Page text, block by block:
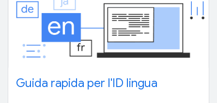
Guida rapida per l'ID lingua